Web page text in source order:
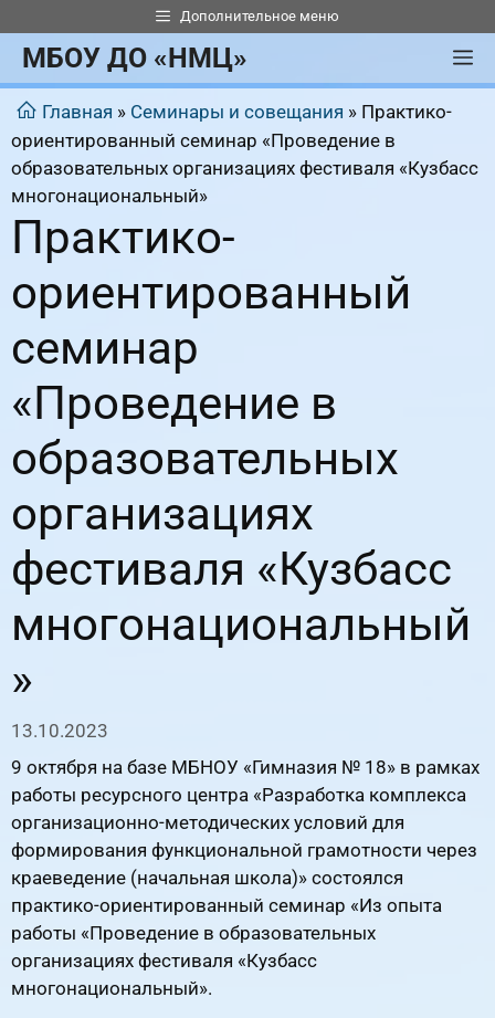
к
содержимому
Дополнительное меню
МБОУ ДО «НМЦ»
Главная » Семинары и совещания » Практико-
ориентированный семинар «Проведение в
образовательных организациях фестиваля «Кузбасс
многонациональный»
Практико-
ориентированный
семинар
«Проведение в
образовательных
организациях
фестиваля «Кузбасс
многонациональный
»
13.10.2023
9 октября на базе МБНОУ «Гимназия № 18» в рамках
работы ресурсного центра «Разработка комплекса
организационно-методических условий для
формирования функциональной грамотности через
краеведение (начальная школа)» состоялся
практико-ориентированный семинар «Из опыта
работы «Проведение в образовательных
организациях фестиваля «Кузбасс
многонациональный».